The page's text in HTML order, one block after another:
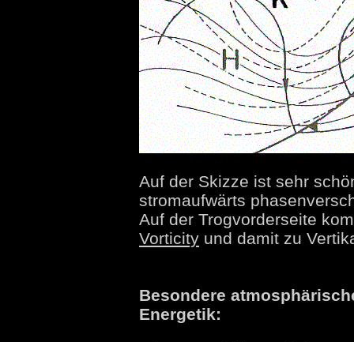
Auf der Skizze ist sehr
stromaufwärts
Auf der Trogvorderseite
Vorticity und damit zu
Besondere
Energetik: